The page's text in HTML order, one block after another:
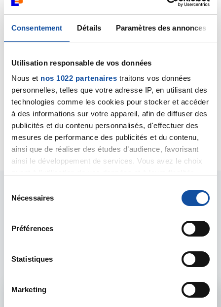
Consentement Détails Paramètres des annonces
Utilisation responsable de vos données
Nous et nos 1022 partenaires traitons vos données
personnelles, telles que votre adresse IP, en utilisant des
technologies comme les cookies pour stocker et accéder
à des informations sur votre appareil, afin de diffuser des
publicités et du contenu personnalisés, d'effectuer des
mesures de performance des publicités et du contenu,
ainsi que de réaliser des études d’audience, favorisant
ainsi le développement de services. Vous avez le choix
tout moment en consultant la Déclaration relative aux
cookies ou en cliquant sur l'icône de confidentialité.
Si vous le permettez, nous aimerions également :
géographique qui peuvent être précises à plusieurs
Identifier votre appareil en l'analysant activement
pour en relever les caractéristiques spécifiques
Nécessaires
Préférences
Statistiques
Marketing
Bonjour,
Ce n'est pas sur ce forum que vous trouverez une
réponse fiable à votre question. Vous devez
consulter un gynécologue pour avoir la réponse.
Bien cordialement
Citer
Les intervenants du
Admin forum